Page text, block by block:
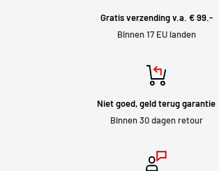
Gratis verzending v.a. € 99.-
Binnen 17 EU landen
Niet goed, geld terug garantie
Binnen 30 dagen retour